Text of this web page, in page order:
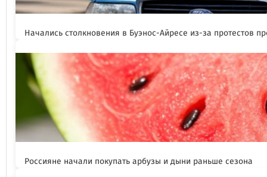
Начались столкновения в Буэнос-Айресе из-за протестов
Россияне начали покупать арбузы и дыни раньше сезона